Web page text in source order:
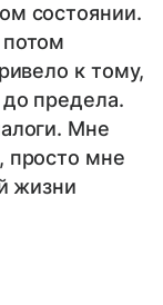
состоянии.
к тому,
предела.
Мне
просто мне
жизни